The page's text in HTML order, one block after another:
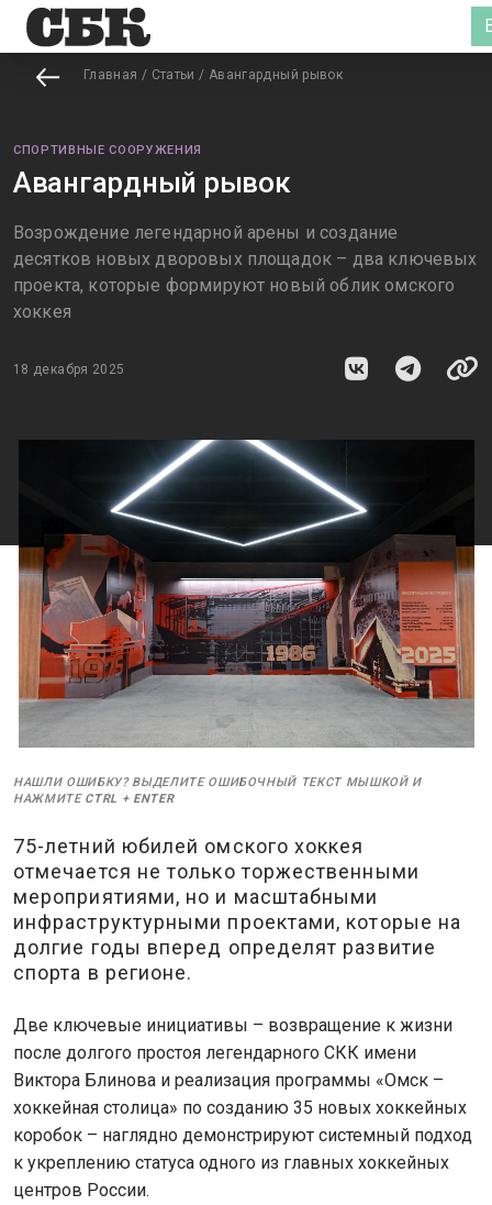
Главная / Статьи / Авангардный рывок
СПОРТИВНЫЕ СООРУЖЕНИЯ
Авангардный рывок
Возрождение легендарной арены и создание
десятков новых дворовых площадок – два ключевых
проекта, которые формируют новый облик омского
хоккея
18 декабря 2025
НАШЛИ ОШИБКУ? ВЫДЕЛИТЕ ОШИБОЧНЫЙ ТЕКСТ МЫШКОЙ И
НАЖМИТЕ CTRL + ENTER
75-летний юбилей омского хоккея
отмечается не только торжественными
мероприятиями, но и масштабными
инфраструктурными проектами, которые на
долгие годы вперед определят развитие
спорта в регионе.
Две ключевые инициативы – возвращение к жизни
после долгого простоя легендарного СКК имени
Виктора Блинова и реализация программы «Омск –
хоккейная столица» по созданию 35 новых хоккейных
коробок – наглядно демонстрируют системный подход
к укреплению статуса одного из главных хоккейных
центров России.